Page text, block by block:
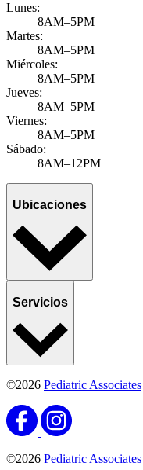
Lunes:
8AM–5PM
Martes:
8AM–5PM
Miércoles:
8AM–5PM
Jueves:
8AM–5PM
Viernes:
8AM–5PM
Sábado:
8AM–12PM
Ubicaciones
Servicios
©2026 Pediatric Associates
©2026 Pediatric Associates